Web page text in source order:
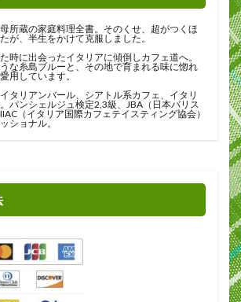
所蔵の家庭料理全書。そのくせ、超がつくほ
が、半生をかけて克服しました。
時に出会ったイタリアに傾倒しカフェ道へ。
な糸島ブルーと、その地で育まれる味に惚れ
用しています。
タリアンバール、シアトル系カフェ、イタリ
パンシェルジュ検定2,3級、JBA（日本バリス
（イタリア国際カフェテイスティング協会）
ショナル。